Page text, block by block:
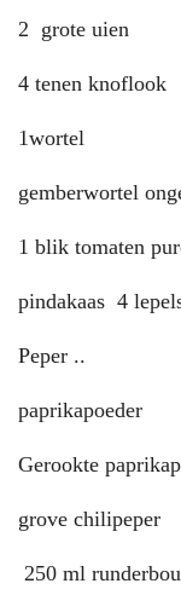
2 grote uien
4 tenen knoflook
1wortel
gemberwortel
1 blik tomaten
pindakaas 4
Peper ..
paprikapoeder
Gerookte
grove chilipeper
250 ml